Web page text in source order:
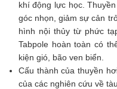
khí động lực học.
góc nhọn, giảm sự cản
hình nội thủy từ phức
Tabpole hoàn toàn có
kiện gió, bão ven biển.
Cấu thành của thuyền
của các nghiên cứu về